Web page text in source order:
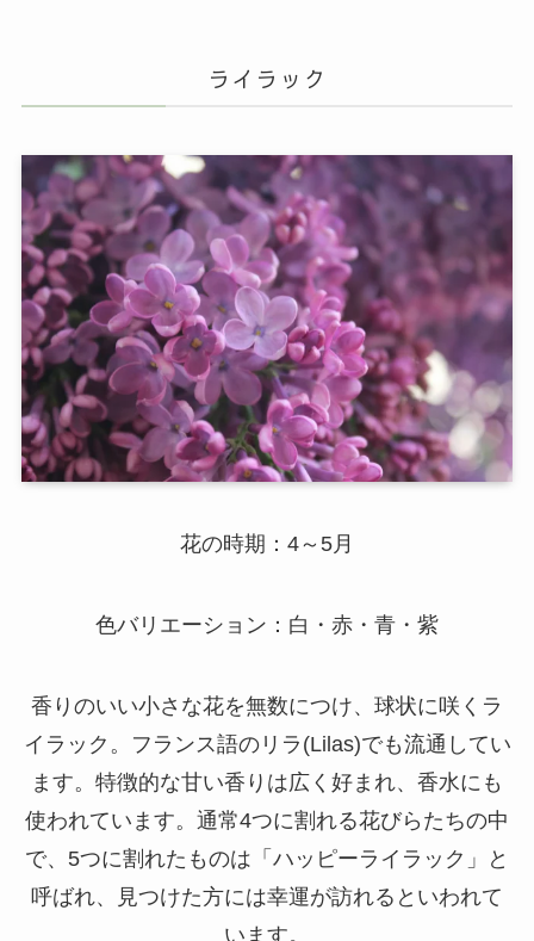
ライラック
花の時期：4～5月
色バリエーション：白・赤・青・紫
香りのいい小さな花を無数につけ、球状に咲くラ
イラック。フランス語のリラ(Lilas)でも流通してい
ます。特徴的な甘い香りは広く好まれ、香水にも
使われています。通常4つに割れる花びらたちの中
で、5つに割れたものは「ハッピーライラック」と
呼ばれ、見つけた方には幸運が訪れるといわれて
います。